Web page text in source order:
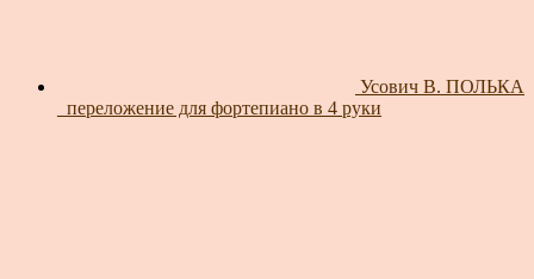
Усович В. ПОЛЬКА
_переложение для фортепиано в 4 руки